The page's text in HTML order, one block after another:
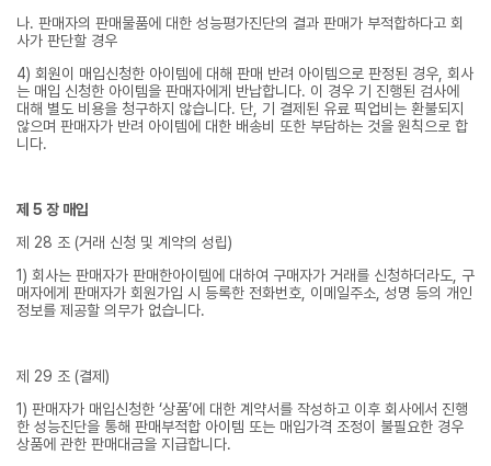
나. 판매자의 판매물품에 대한 성능평가진단의 결과 판매가 부적합하다고 회
사가 판단할 경우
4) 회원이 매입신청한 아이템에 대해 판매 반려 아이템으로 판정된 경우, 회사
는 매입 신청한 아이템을 판매자에게 반납합니다. 이 경우 기 진행된 검사에
대해 별도 비용을 청구하지 않습니다. 단, 기 결제된 유료 픽업비는 환불되지
않으며 판매자가 반려 아이템에 대한 배송비 또한 부담하는 것을 원칙으로 합
니다.
제 5 장 매입
제 28 조 (거래 신청 및 계약의 성립)
1) 회사는 판매자가 판매한아이템에 대하여 구매자가 거래를 신청하더라도, 구
매자에게 판매자가 회원가입 시 등록한 전화번호, 이메일주소, 성명 등의 개인
정보를 제공할 의무가 없습니다.
제 29 조 (결제)
1) 판매자가 매입신청한 ‘상품’에 대한 계약서를 작성하고 이후 회사에서 진행
한 성능진단을 통해 판매부적합 아이템 또는 매입가격 조정이 불필요한 경우
상품에 관한 판매대금을 지급합니다.